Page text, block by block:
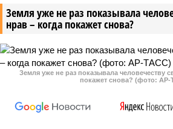
Земля уже не раз показывала
нрав – когда покажет снова?
Земля уже не раз показывала человечеству
покажет снова? (фото: АР-